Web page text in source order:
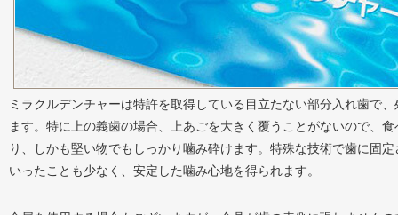
ミラクルデンチャーは特許を取得している目立たない部分入れ歯で
ます。特に上の義歯の場合、上あごを大きく覆うことがないので、
り、しかも堅い物でもしっかり噛み砕けます。特殊な技術で歯に固
いったことも少なく、安定した噛み心地を得られます。